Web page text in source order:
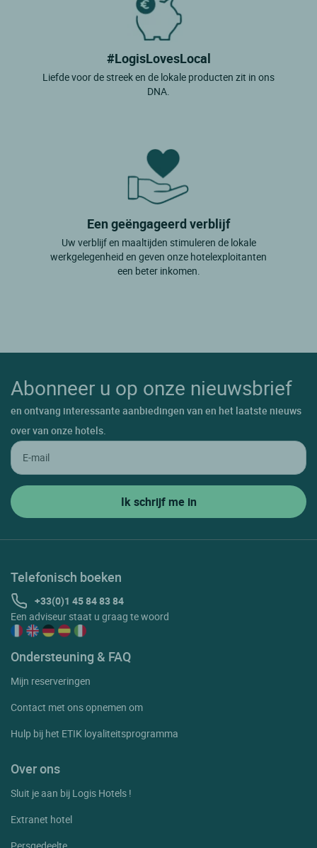
#LogisLovesLocal
Liefde voor de streek en de lokale producten zit in ons
DNA.
Een geëngageerd verblijf
Uw verblijf en maaltijden stimuleren de lokale
werkgelegenheid en geven onze hotelexploitanten
een beter inkomen.
Abonneer u op onze nieuwsbrief
en ontvang interessante aanbiedingen van en het laatste nieuws
over van onze hotels.
Telefonisch boeken
+33(0)1 45 84 83 84
Een adviseur staat u graag te woord
Ondersteuning & FAQ
Mijn reserveringen
Contact met ons opnemen om
Hulp bij het ETIK loyaliteitsprogramma
Over ons
Sluit je aan bij Logis Hotels !
Extranet hotel
Persgedeelte